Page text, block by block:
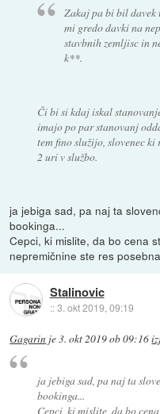
Zakaj pa bi bil davek
mi gredo davki na
stavbnih zemljisc in
k**.
Či bi si kdaj iskal
imajo po par stanovanj
tem fino služijo, slovenec
2 uri v službo.
ja jebiga sad, pa naj ta
bookinga...
Cepci, ki mislite, da bo cena
nepremičnine ste res
Stalinovic
::3. okt 2019, 09:19
Gagarin je3. okt 2019 ob 09:16
ja jebiga sad, pa naj ta
bookinga...
Cepci, ki mislite, da bo